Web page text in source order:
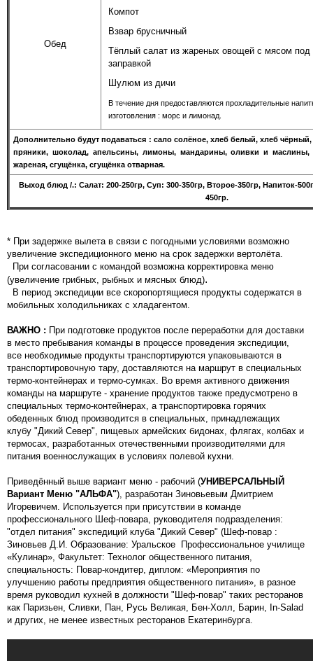
Обед
Компот
Взвар брусничный
Тёплый салат из жареных овощей с мясом под
заправкой
Шулюм из дичи
В течение дня предоставляются прохладительные
изготовления : морс и лимонад.
Дополнительно будут подаваться : сало солёное, хлеб белый, хлеб
пряники, шоколад, апельсины, лимоны, мандарины, оливки и маслины,
жареная, сгущёнка, сгущёнка отварная.
Выход блюд /.: Салат: 200-250гр, Суп: 300-350гр, Второе-350гр, Напиток-
450гр.
* При задержке вылета в связи с погодными условиями возможно
увеличение экспедиционного меню на срок задержки вертолёта.
При согласовании с командой возможна корректировка меню
(увеличение грибных, рыбных и мясных блюд).
В период экспедиции все скоропортящиеся продукты содержатся в
мобильных холодильниках с хладагентом.
ВАЖНО : При подготовке продуктов после переработки для доставки
в место пребывания команды в процессе проведения экспедиции,
все необходимые продукты транспортируются упаковываются в
транспортировочную тару, доставляются на маршрут в специальных
термо-контейнерах и термо-сумках. Во время активного движения
команды на маршруте - хранение продуктов также предусмотрено в
специальных термо-контейнерах, а транспортировка горячих
обеденных блюд производится в специальных, принадлежащих
клубу "Дикий Север", пищевых армейских бидонах, флягах, колбах и
термосах, разработанных отечественными производителями для
питания военнослужащих в условиях полевой кухни.
Приведённый выше вариант меню - рабочий (УНИВЕРСАЛЬНЫЙ
Вариант Меню "АЛЬФА"), разработан Зиновьевым Дмитрием
Игоревичем. Используется при присутствии в команде
профессионального Шеф-повара, руководителя подразделения:
"отдел питания" экспедиций клуба "Дикий Север" (Шеф-повар :
Зиновьев Д.И. Образование: Уральское Профессиональное училище
«Кулинар», Факультет: Технолог общественного питания,
специальность: Повар-кондитер, диплом: «Мероприятия по
улучшению работы предприятия общественного питания», в разное
время руководил кухней в должности "Шеф-повар" таких ресторанов
как Паризьен, Сливки, Пан, Русь Великая, Бен-Холл, Барин, In-Salad
и других, не менее известных ресторанов Екатеринбурга.